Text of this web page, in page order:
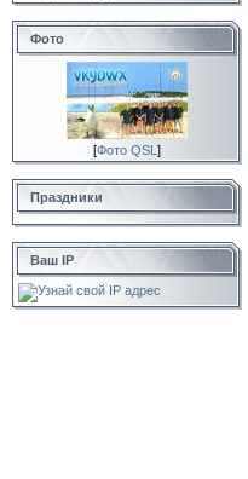
Фото
[Фото QSL ]
Праздники
Ваш IP